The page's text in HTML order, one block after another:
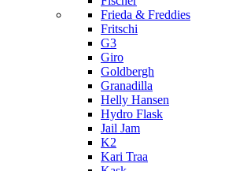
Frieda & Freddies
Fritschi
G3
Giro
Goldbergh
Granadilla
Helly Hansen
Hydro Flask
Jail Jam
K2
Kari Traa